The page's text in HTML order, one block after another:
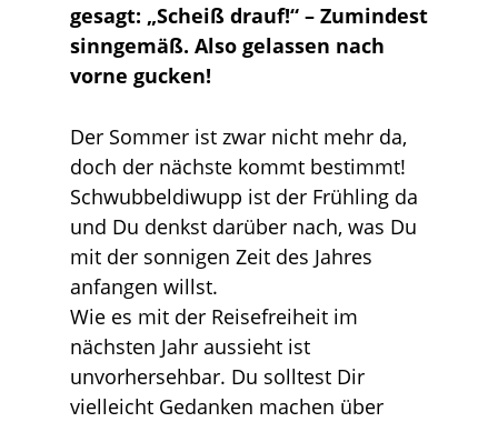
gesagt: „Scheiß drauf!“ – Zumindest
sinngemäß. Also gelassen nach
vorne gucken!
Der Sommer ist zwar nicht mehr da,
doch der nächste kommt bestimmt!
Schwubbeldiwupp ist der Frühling da
und Du denkst darüber nach, was Du
mit der sonnigen Zeit des Jahres
anfangen willst.
Wie es mit der Reisefreiheit im
nächsten Jahr aussieht ist
unvorhersehbar. Du solltest Dir
vielleicht Gedanken machen über